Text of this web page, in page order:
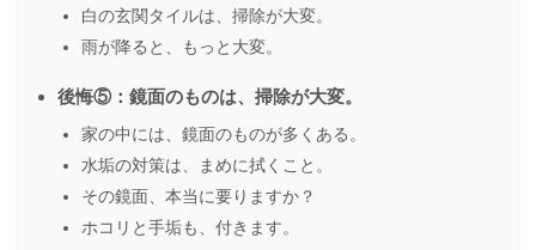
白の玄関タイルは、掃除が大変。
雨が降ると、もっと大変。
後悔⑤：鏡面のものは、掃除が大変。
家の中には、鏡面のものが多くある。
水垢の対策は、まめに拭くこと。
その鏡面、本当に要りますか？
ホコリと手垢も、付きます。